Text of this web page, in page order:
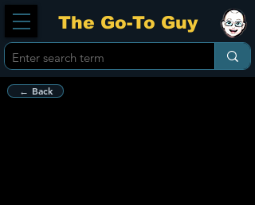
The Go-To Guy
← Back